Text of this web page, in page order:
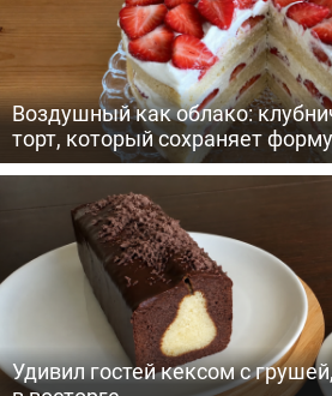
Воздушный как облако:
торт, который сохраняет форму
Удивил гостей кексом с